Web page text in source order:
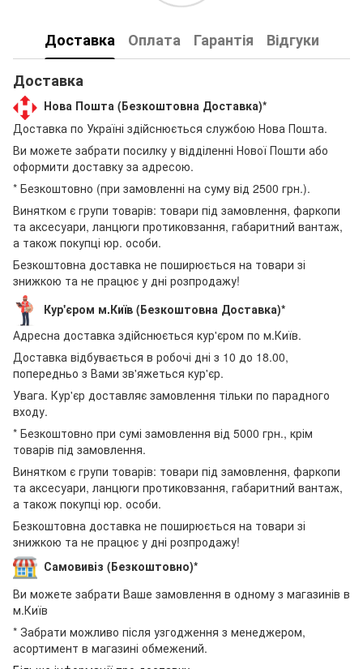
Доставка Оплата Гарантія
Відгуки
Доставка
Нова Пошта (Безкоштовна Доставка)*
Доставка по Україні здійснюється службою Нова Пошта.
Ви можете забрати посилку у відділенні Нової Пошти або
оформити доставку за адресою.
* Безкоштовно (при замовленні на суму від 2500 грн.).
Винятком є групи товарів: товари під замовлення, фаркопи
та аксесуари, ланцюги протиковзання, габаритний вантаж,
а також покупці юр. особи.
Безкоштовна доставка не поширюється на товари зі
знижкою та не працює у дні розпродажу!
Кур'єром м.Київ (Безкоштовна Доставка)*
Адресна доставка здійснюється кур'єром по м.Київ.
Доставка відбувається в робочі дні з 10 до 18.00,
попередньо з Вами зв'яжеться кур'єр.
Увага. Кур'єр доставляє замовлення тільки по парадного
входу.
* Безкоштовно при сумі замовлення від 5000 грн., крім
товарів під замовлення.
Винятком є групи товарів: товари під замовлення, фаркопи
та аксесуари, ланцюги протиковзання, габаритний вантаж,
а також покупці юр. особи.
Безкоштовна доставка не поширюється на товари зі
знижкою та не працює у дні розпродажу!
Самовивіз (Безкоштовно)*
Ви можете забрати Ваше замовлення в одному з магазинів в
м.Київ
* Забрати можливо після узгодження з менеджером,
асортимент в магазині обмежений.